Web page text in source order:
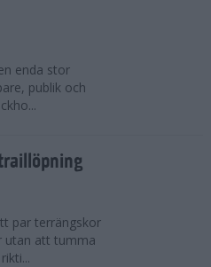
enda stor
publik och
par terrängskor
utan att tumma